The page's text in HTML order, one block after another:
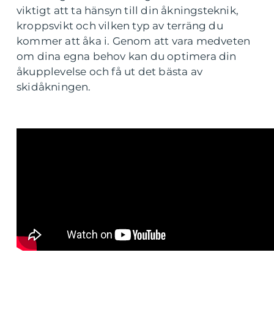
viktigt att ta hänsyn till din åkningsteknik,
kroppsvikt och vilken typ av terräng du
kommer att åka i. Genom att vara medveten
om dina egna behov kan du optimera din
åkupplevelse och få ut det bästa av
skidåkningen.